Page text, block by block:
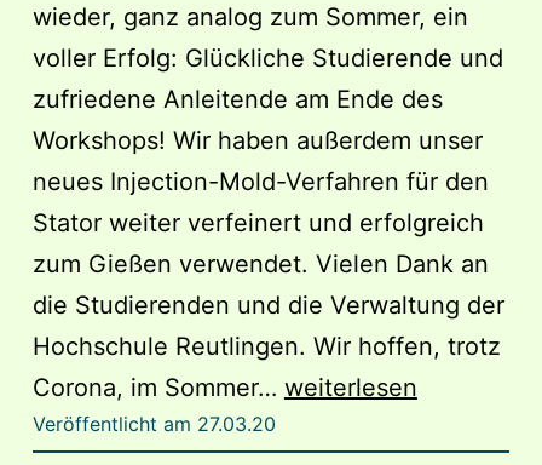
wieder, ganz analog zum Sommer, ein
voller Erfolg: Glückliche Studierende und
zufriedene Anleitende am Ende des
Workshops! Wir haben außerdem unser
neues Injection-Mold-Verfahren für den
Stator weiter verfeinert und erfolgreich
zum Gießen verwendet. Vielen Dank an
die Studierenden und die Verwaltung der
Hochschule Reutlingen. Wir hoffen, trotz
Corona, im Sommer… Reutlingen
weiterlesen
Veröffentlicht am 27.03.20